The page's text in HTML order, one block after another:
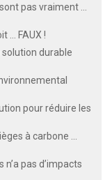
pas vraiment ...
... FAUX !
solution durable
pour réduire les
à carbone ...
pas d’impacts